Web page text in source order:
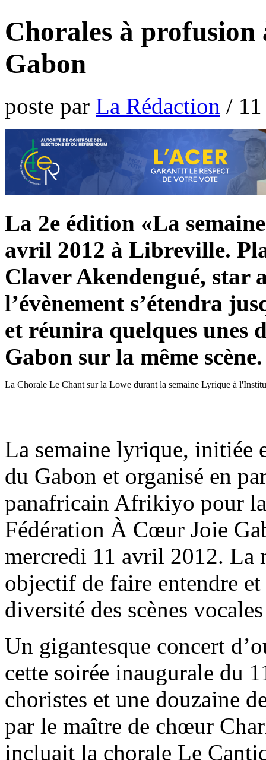
Chorales à
Gabon
poste par La Rédaction /
La 2e édition «La
avril 2012 à Libreville.
Claver Akendengué, star
l’évènement s’étendra
et réunira quelques unes
Gabon sur la même scène.
La Chorale Le Chant sur la Lowe durant la semaine Lyrique à
La semaine lyrique, initiée
du Gabon et organisé en
panafricain Afrikiyo pour
Fédération À Cœur Joie
mercredi 11 avril 2012. La
objectif de faire entendre
diversité des scènes
Un gigantesque concert
cette soirée inaugurale du
choristes et une douzaine
par le maître de chœur
incluait la chorale Le